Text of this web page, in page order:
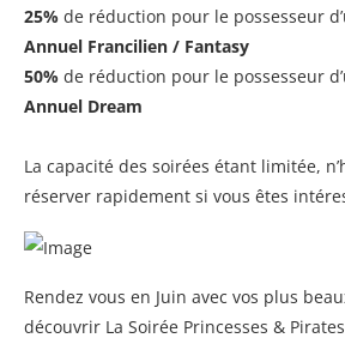
25% de réduction pour le possesseur
Annuel Francilien / Fantasy
50% de réduction pour le possesseur
Annuel Dream
La capacité des soirées étant limitée,
réserver rapidement si vous êtes
Rendez vous en Juin avec vos plus
découvrir La Soirée Princesses &